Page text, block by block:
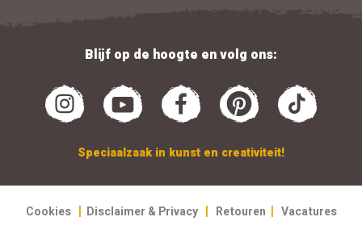
Blijf op de hoogte en volg ons:
Speciaalzaak in kunst en creativiteit!
Cookies | Disclaimer & Privacy | Retouren | Vacatures